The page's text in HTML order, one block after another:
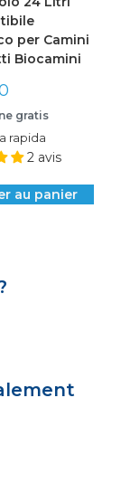
per Camini
Biocamini
gratis
rapida
2 avis
au panier